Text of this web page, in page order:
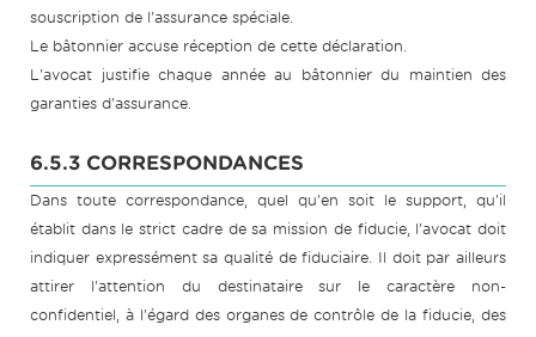
souscription de l'assurance spéciale.
Le bâtonnier accuse réception de cette déclaration.
L'avocat justifie chaque année au bâtonnier du maintien des
garanties d'assurance.
6.5.3 CORRESPONDANCES
Dans toute correspondance, quel qu'en soit le support, qu'il
établit dans le strict cadre de sa mission de fiducie, l'avocat doit
indiquer expressément sa qualité de fiduciaire. Il doit par ailleurs
attirer l'attention du destinataire sur le caractère non-
confidentiel, à l'égard des organes de contrôle de la fiducie, des